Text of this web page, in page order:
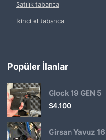
Satılık tabanca
İkinci el tabanca
Popüler İlanlar
Glock 19 GEN 5
$4.100
Girsan Yavuz